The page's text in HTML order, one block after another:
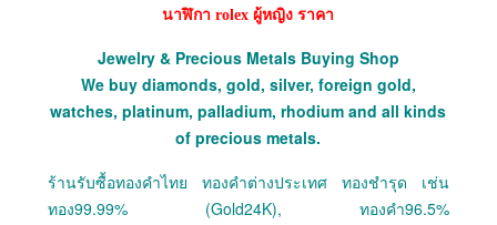
นาฬิกา rolex ผู้หญิง ราคา
Jewelry & Precious Metals Buying Shop
We buy diamonds, gold, silver, foreign gold,
watches, platinum, palladium, rhodium and all kinds
of precious metals.
ร้านรับซื้อทองคำไทย ทองคำต่างประเทศ ทองชำรุด เช่น
ทอง99.99% (Gold24K), ทองคำ96.5%